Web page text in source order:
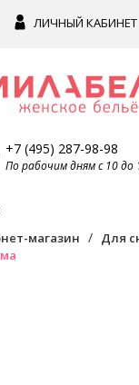
ЛИЧНЫЙ КАБИНЕТ
+7 (495) 287-98-98
По рабочим дням с 10 до
магазин
Для